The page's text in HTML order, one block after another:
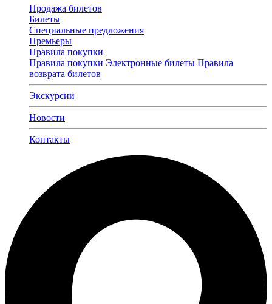
Продажа билетов
Билеты
Специальные предложения
Премьеры
Правила покупки
Правила покупки Электронные билеты Правила
возврата билетов
Экскурсии
Новости
Контакты